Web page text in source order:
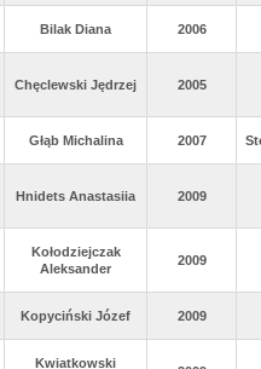
Bilak Diana 2006
Chęclewski Jędrzej 2005
Głąb Michalina 2007
Hnidets Anastasiia 2009
Kołodziejczak
Aleksander
2009
Kopyciński Józef 2009
Kwiatkowski